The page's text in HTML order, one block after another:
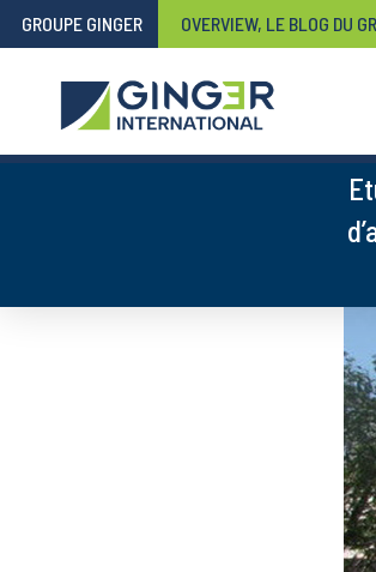
GROUPE GINGER OVERVIEW, LE BLOG DU